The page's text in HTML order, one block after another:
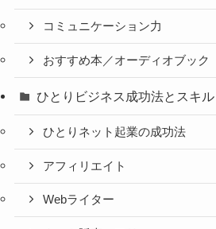
コミュニケーション力
おすすめ本／オーディオブック
ひとりビジネス成功法とスキル
ひとりネット起業の成功法
アフィリエイト
Webライター